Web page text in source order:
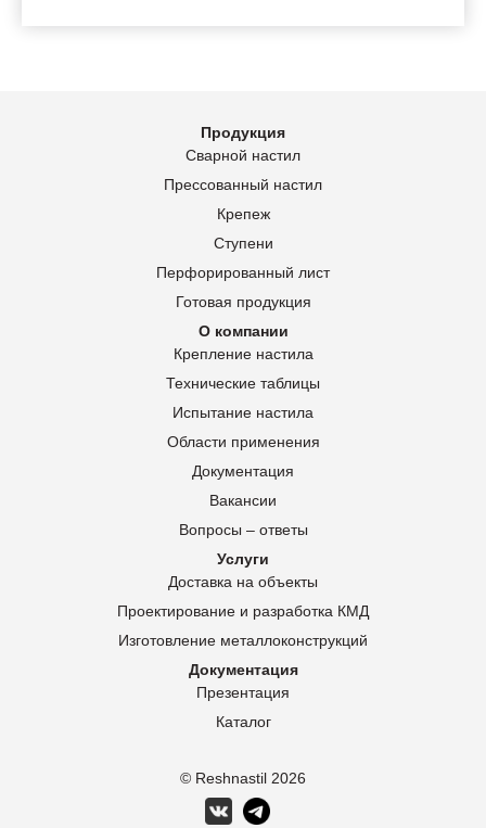
© Reshnastil 2026
Продукция
Сварной настил
Прессованный настил
Крепеж
Ступени
Перфорированный лист
Готовая продукция
О компании
Крепление настила
Технические таблицы
Испытание настила
Области применения
Документация
Вакансии
Вопросы – ответы
Услуги
Доставка на объекты
Проектирование и разработка КМД
Изготовление металлоконструкций
Документация
Презентация
Каталог